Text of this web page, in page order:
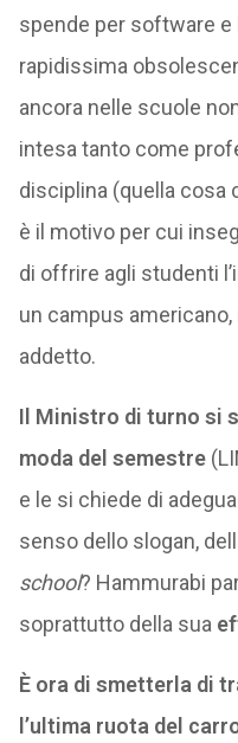
spende per software
rapidissima
ancora nelle scuole
intesa tanto come
disciplina (quella cosa
è il motivo per cui
di offrire agli studenti
un campus
addetto.
Il Ministro di turno si
moda del semestre
e le si chiede di
senso dello slogan,
school? Hammurabi
soprattutto della sua
È ora di smetterla di
l’ultima ruota del